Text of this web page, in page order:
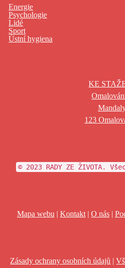
Energie
Psychologie
Lidé
Sport
Ústní hygiena
KE
123
© 2023 RADY ZE ŽIVOTA.
Mapa webu| Kontakt| O nás|
Zásady ochrany osobních údajů |